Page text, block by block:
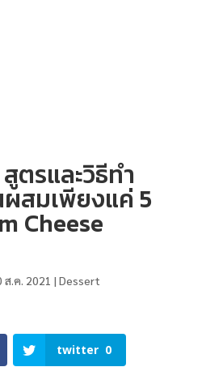
ตรและวิธีทำ
สมเพียงแค่ 5
Cheese
ส.ค. 2021 | Dessert
twitter 0